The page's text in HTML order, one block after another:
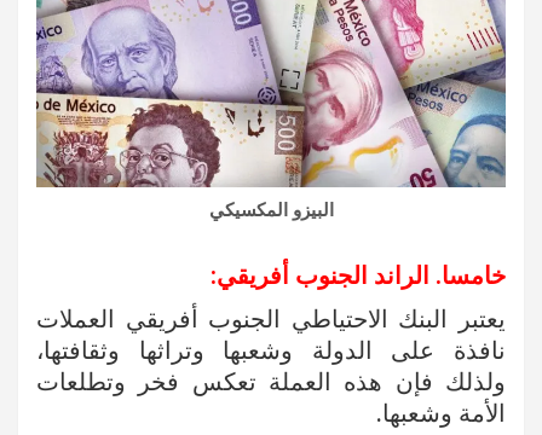
البيزو المكسيكي
خامسا. الراند الجنوب أفريقي:
يعتبر البنك الاحتياطي الجنوب أفريقي العملات
نافذة على الدولة وشعبها وتراثها وثقافتها،
ولذلك فإن هذه العملة تعكس فخر وتطلعات
الأمة وشعبها.